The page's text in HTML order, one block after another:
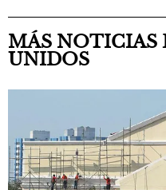
MÁS NOTICIAS
UNIDOS